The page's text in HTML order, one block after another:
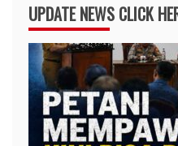
UPDATE NEWS CLICK